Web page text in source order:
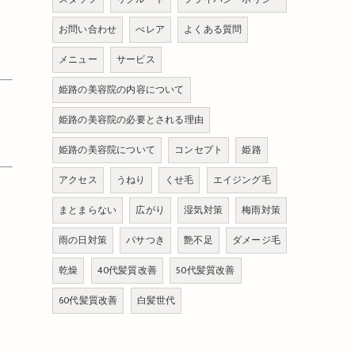
お問い合わせ
べレア
よくある質問
メニュー
サービス
姫路の美容院の内容について
姫路の美容院の必要とされる理由
姫路の美容院について
コンセプト
姫路
アクセス
うねり くせ毛
エイジング毛
まとまらない
広がり 湿気対策
梅雨対策
雨の日対策
パサつき 艶不足
ダメージ毛
乾燥
40代髪質改善
50代髪質改善
60代髪質改善
白髪世代